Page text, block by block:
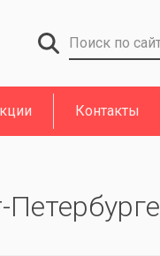
Контакты